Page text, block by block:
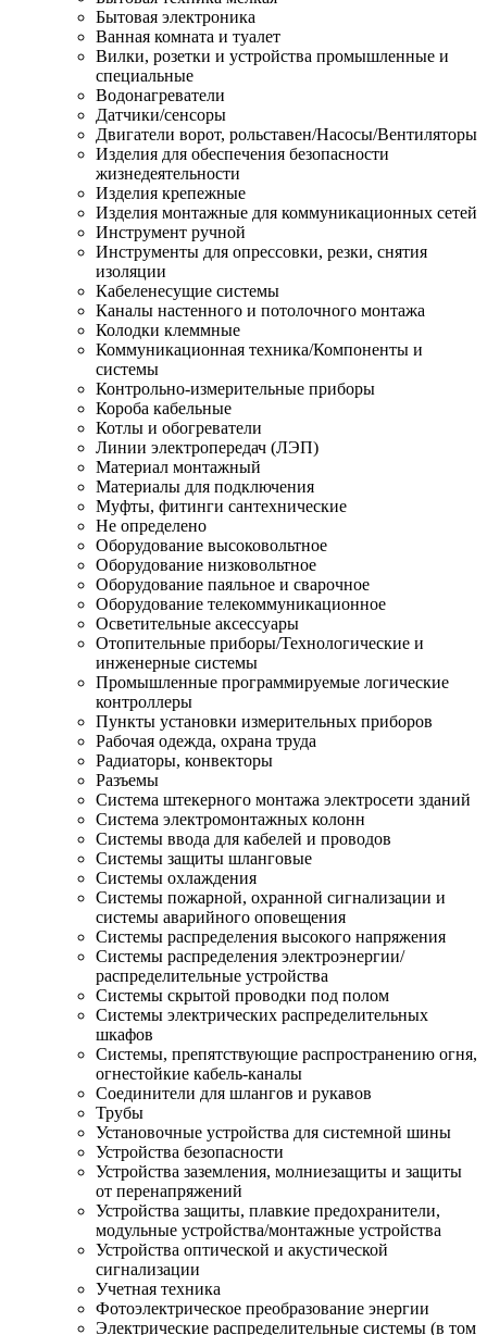
Бытовая электроника
Ванная комната и туалет
Вилки, розетки и устройства промышленные и
специальные
Водонагреватели
Датчики/сенсоры
Двигатели ворот, рольставен/Насосы/Вентиляторы
Изделия для обеспечения безопасности
жизнедеятельности
Изделия крепежные
Изделия монтажные для коммуникационных сетей
Инструмент ручной
Инструменты для опрессовки, резки, снятия
изоляции
Кабеленесущие системы
Каналы настенного и потолочного монтажа
Колодки клеммные
Коммуникационная техника/Компоненты и
системы
Контрольно-измерительные приборы
Короба кабельные
Котлы и обогреватели
Линии электропередач (ЛЭП)
Материал монтажный
Материалы для подключения
Муфты, фитинги сантехнические
Не определено
Оборудование высоковольтное
Оборудование низковольтное
Оборудование паяльное и сварочное
Оборудование телекоммуникационное
Осветительные аксессуары
Отопительные приборы/Технологические и
инженерные системы
Промышленные программируемые логические
контроллеры
Пункты установки измерительных приборов
Рабочая одежда, охрана труда
Радиаторы, конвекторы
Разъемы
Система штекерного монтажа электросети зданий
Система электромонтажных колонн
Системы ввода для кабелей и проводов
Системы защиты шланговые
Системы охлаждения
Системы пожарной, охранной сигнализации и
системы аварийного оповещения
Системы распределения высокого напряжения
Системы распределения электроэнергии/
распределительные устройства
Системы скрытой проводки под полом
Системы электрических распределительных
шкафов
Системы, препятствующие распространению огня,
огнестойкие кабель-каналы
Соединители для шлангов и рукавов
Трубы
Установочные устройства для системной шины
Устройства безопасности
Устройства заземления, молниезащиты и защиты
от перенапряжений
Устройства защиты, плавкие предохранители,
модульные устройства/монтажные устройства
Устройства оптической и акустической
сигнализации
Учетная техника
Фотоэлектрическое преобразование энергии
Электрические распределительные системы (в том